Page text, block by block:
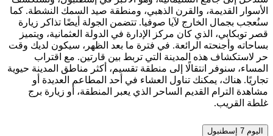
الأسوار القديمة، والقرن الذهبي، ومنطقة صيد السمك النشطة. كما
سنُعجب بجمال الخارج لآيا صوفيا. تتضمن الجولة أيضًا تذاكر زيارة
قصر توبكابي، الذي كان مركز الإدارة في الدولة العثمانية، ويتميز
بساحاته وأجنحته الرائعة. في فترة ما بعد الظهر، سيكون لديك وقت
حر لاستكشاف هذه المدينة التي تربط بين قارتين. مع اقتراب
المساء، سنوفر انتقالًا إلى منطقة تقسيم، أكثر مناطق المدينة حيوية
تجاريًا. هناك، يمكنك تناول العشاء في أحد المطاعم العديدة أو
مشاهدة الترام القديم الساحر الذي يعبر المنطقة، أو زيارة برج
غلطة القريب.
اليوم 7 إسطنبول